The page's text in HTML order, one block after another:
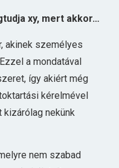
xy, mert akkor…
akinek személyes
a mondatával
így akiért még
kérelmével
nekünk
nem szabad